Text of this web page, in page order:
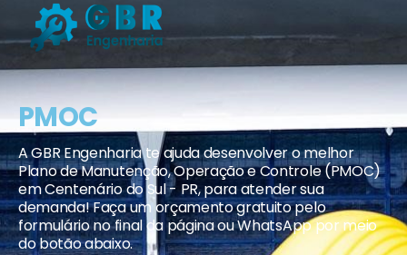
PMOC
A GBR Engenharia te ajuda desenvolver o melhor
Plano de Manutenção, Operação e Controle (PMOC)
em Centenário do Sul - PR, para atender sua
demanda! Faça um orçamento gratuito pelo
formulário no final da página ou WhatsApp por meio
do botão abaixo.